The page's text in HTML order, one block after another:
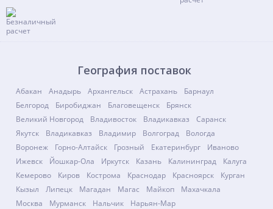
География поставок
Абакан Анадырь Архангельск Астрахань
Барнаул
Белгород
Биробиджан Благовещенск
Брянск
Великий Новгород
Владивосток Владикавказ
Саранск
Якутск
Владикавказ Владимир Волгоград
Вологда
Воронеж
Горно-Алтайск Грозный Екатеринбург
Иваново
Ижевск
Йошкар-Ола Иркутск Казань Калининград
Калуга
Кемерово
Киров Кострома Краснодар Красноярск
Курган
Кызыл
Липецк Магадан Магас Майкоп
Махачкала
Москва
Мурманск Нальчик Нарьян-Мар